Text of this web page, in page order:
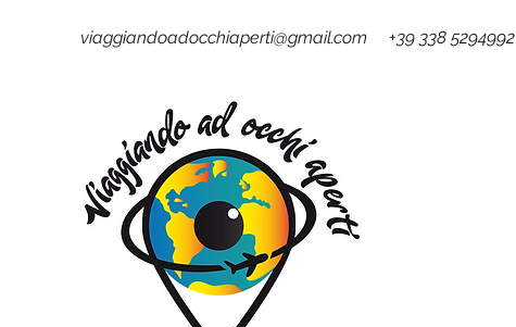
viaggiandoadocchiaperti@gmail.com +39 338 5294992